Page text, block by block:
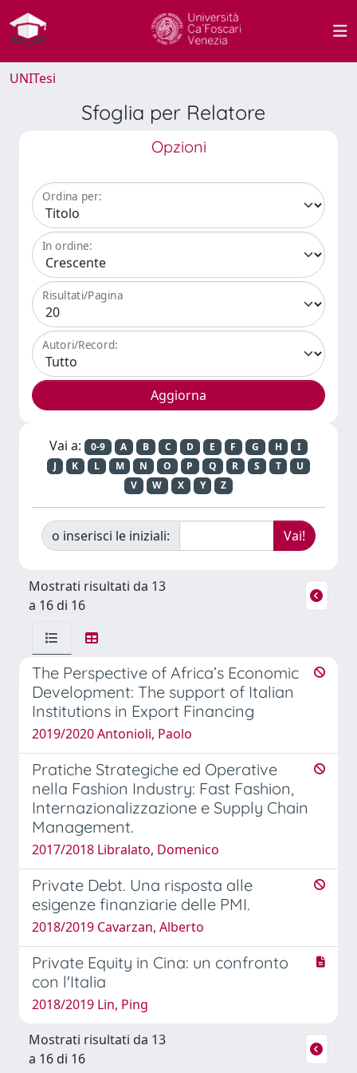
UNITesi
Sfoglia per Relatore
Opzioni
Ordina per:
In ordine:
Risultati/Pagina
Autori/Record:
Vai a: 0-9 A B C D E F G H
I
J
K L M N O P Q R S T
U
V
W X Y Z
o inserisci le iniziali:
Mostrati risultati da 13
a 16 di 16
The Perspective of Africa’s Economic
Development: The support of Italian
Institutions in Export Financing
2019/2020 Antonioli, Paolo
Pratiche Strategiche ed Operative
nella Fashion Industry: Fast Fashion,
Internazionalizzazione e Supply Chain
Management.
2017/2018 Libralato, Domenico
Private Debt. Una risposta alle
esigenze finanziarie delle PMI.
2018/2019 Cavarzan, Alberto
Private Equity in Cina: un confronto
con l'Italia
2018/2019 Lin, Ping
Mostrati risultati da 13
a 16 di 16